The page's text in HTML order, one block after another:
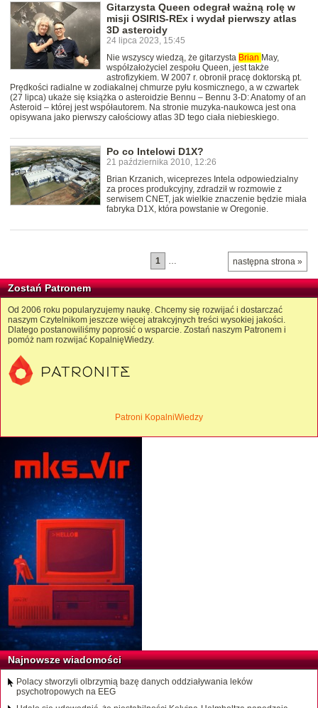
Gitarzysta Queen odegrał ważną rolę w
misji OSIRIS-REx i wydał pierwszy atlas
3D asteroidy
24 lipca 2023, 15:45
Nie wszyscy wiedzą, że gitarzysta Brian May,
współzałożyciel zespołu Queen, jest także
astrofizykiem. W 2007 r. obronił pracę doktorską pt.
Prędkości radialne w zodiakalnej chmurze pyłu kosmicznego, a w czwartek
(27 lipca) ukaże się książka o asteroidzie Bennu – Bennu 3-D: Anatomy of an
Asteroid – której jest współautorem. Na stronie muzyka-naukowca jest ona
opisywana jako pierwszy całościowy atlas 3D tego ciała niebieskiego.
Po co Intelowi D1X?
21 października 2010, 12:26
Brian Krzanich, wiceprezes Intela odpowiedzialny
za proces produkcyjny, zdradził w rozmowie z
serwisem CNET, jak wielkie znaczenie będzie miała
fabryka D1X, która powstanie w Oregonie.
następna strona »
1 …
Zostań Patronem
Od 2006 roku popularyzujemy naukę. Chcemy się rozwijać i dostarczać
naszym Czytelnikom jeszcze więcej atrakcyjnych treści wysokiej jakości.
Dlatego postanowiliśmy poprosić o wsparcie. Zostań naszym Patronem i
pomóż nam rozwijać KopalnięWiedzy.
Patroni KopalniWiedzy
Najnowsze wiadomości
Polacy stworzyli olbrzymią bazę danych oddziaływania leków
psychotropowych na EEG